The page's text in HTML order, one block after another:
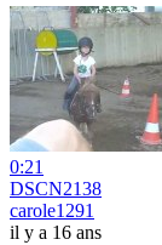
0:21
DSCN2138
carole1291
il y a 16 ans